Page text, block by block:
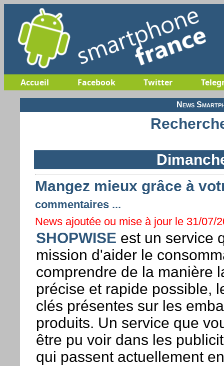
Accueil Facebook Twitter
News
Mangez mieux grâce à
commentaires ...
News ajoutée ou mise à jour le 31/07/
SHOPWISE est un service
mission d'aider le
comprendre de la manière
précise et rapide possible,
clés présentes sur les
produits. Un service que
être pu voir dans les
qui passent actuellement